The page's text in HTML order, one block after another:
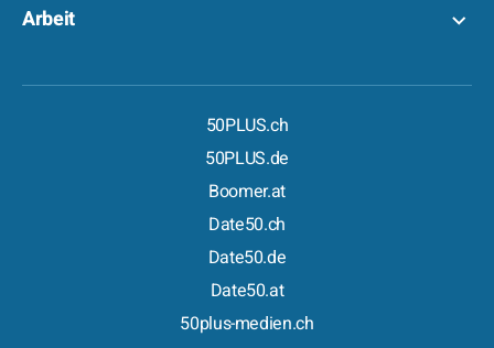
Arbeit
50PLUS.ch
50PLUS.de
Boomer.at
Date50.ch
Date50.de
Date50.at
50plus-medien.ch